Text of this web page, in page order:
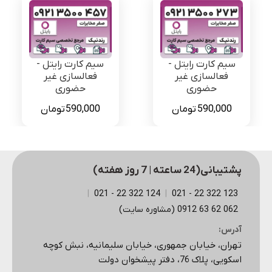
سیم کارت رایتل -
فعالسازی غیر
حضوری
590,000 تومان
سیم کارت رایتل -
فعالسازی غیر
حضوری
590,000تومان
پشتیبانی(24 ساعته | 7 روز هفته)
123 322 22 - 021
124 322 22 - 021
062 62 63 0912 (مشاوره سایت)
آدرس:
تهران، خیابان جمهوری، خیابان سلیمانیه، نبش کوچه
اسکویی، پلاک 76، دفتر پیشخوان دولت